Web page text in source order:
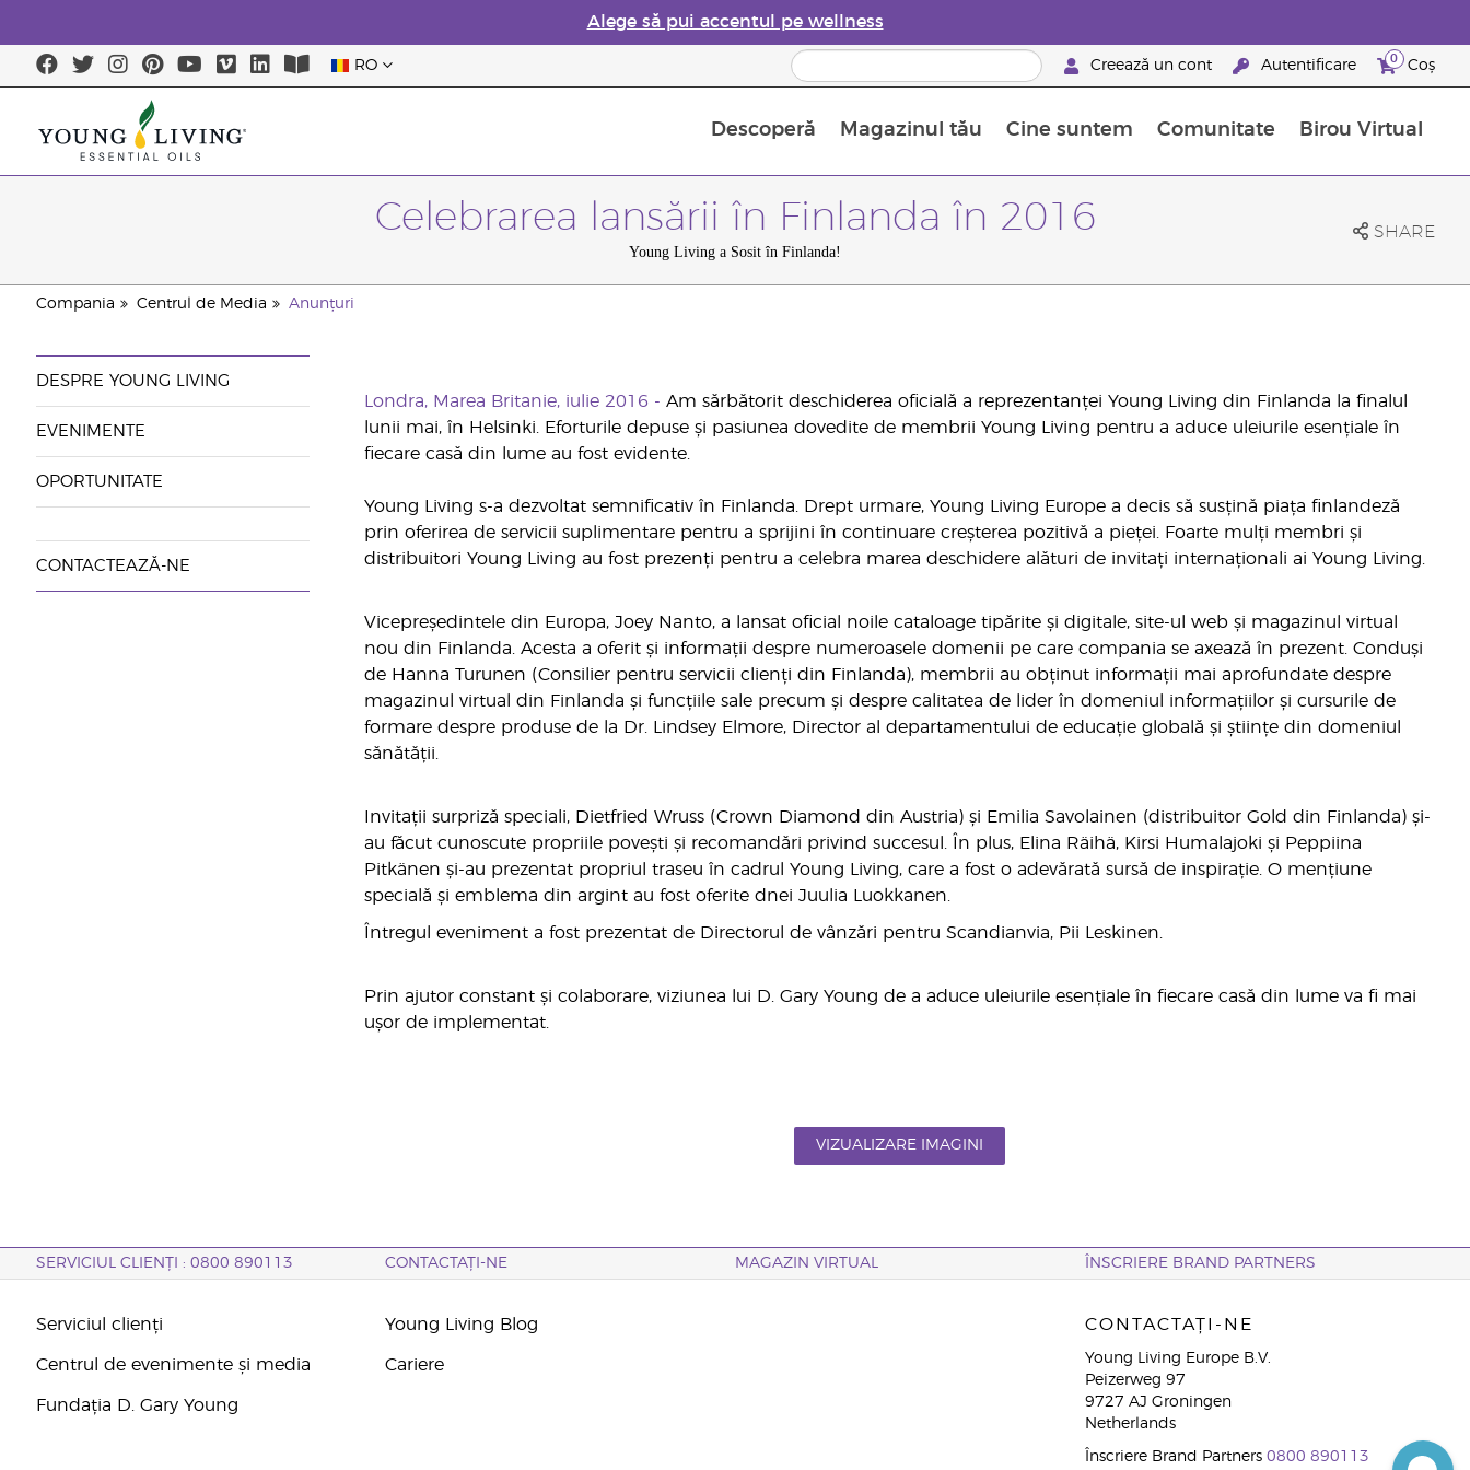
Alege să pui accentul pe wellness
RO Creează un cont Autentificare 0 Coș
Descoperă Magazinul tău Cine suntem Comunitate Birou Virtual
Celebrarea lansării în Finlanda în 2016
Young Living a Sosit în Finlanda!
SHARE
Compania Centrul de Media Anunțuri
DESPRE YOUNG LIVING
EVENIMENTE
OPORTUNITATE
CONTACTEAZĂ-NE
Londra, Marea Britanie, iulie 2016 - Am sărbătorit deschiderea oficială a reprezentanței Young Living din Finlanda la finalul
lunii mai, în Helsinki. Eforturile depuse și pasiunea dovedite de membrii Young Living pentru a aduce uleiurile esențiale în
fiecare casă din lume au fost evidente.
Young Living s-a dezvoltat semnificativ în Finlanda. Drept urmare, Young Living Europe a decis să susțină piața finlandeză
prin oferirea de servicii suplimentare pentru a sprijini în continuare creșterea pozitivă a pieței. Foarte mulți membri și
distribuitori Young Living au fost prezenți pentru a celebra marea deschidere alături de invitați internaționali ai Young Living.
Vicepreședintele din Europa, Joey Nanto, a lansat oficial noile cataloage tipărite și digitale, site-ul web și magazinul virtual
nou din Finlanda. Acesta a oferit și informații despre numeroasele domenii pe care compania se axează în prezent. Conduși
de Hanna Turunen (Consilier pentru servicii clienți din Finlanda), membrii au obținut informații mai aprofundate despre
magazinul virtual din Finlanda și funcțiile sale precum și despre calitatea de lider în domeniul informațiilor și cursurile de
formare despre produse de la Dr. Lindsey Elmore, Director al departamentului de educație globală și științe din domeniul
sănătății.
Invitații surpriză speciali, Dietfried Wruss (Crown Diamond din Austria) și Emilia Savolainen (distribuitor Gold din Finlanda) și-
au făcut cunoscute propriile povești și recomandări privind succesul. În plus, Elina Räihä, Kirsi Humalajoki și Peppiina
Pitkänen și-au prezentat propriul traseu în cadrul Young Living, care a fost o adevărată sursă de inspirație. O mențiune
specială și emblema din argint au fost oferite dnei Juulia Luokkanen.
Întregul eveniment a fost prezentat de Directorul de vânzări pentru Scandianvia, Pii Leskinen.
Prin ajutor constant și colaborare, viziunea lui D. Gary Young de a aduce uleiurile esențiale în fiecare casă din lume va fi mai
ușor de implementat.
VIZUALIZARE IMAGINI
SERVICIUL CLIENȚI : 0800 890113 CONTACTAȚI-NE MAGAZIN VIRTUAL ÎNSCRIERE BRAND PARTNERS
Serviciul clienți
Centrul de evenimente și media
Fundația D. Gary Young
Young Living Blog
Cariere
CONTACTAȚI-NE
Young Living Europe B.V.
Peizerweg 97
9727 AJ Groningen
Netherlands
Înscriere Brand Partners 0800 890113